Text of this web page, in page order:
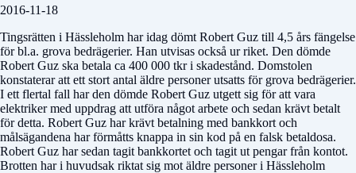
2016-11-18
Tingsrätten i Hässleholm har idag dömt Robert Guz till 4,5 års fängelse
för bl.a. grova bedrägerier. Han utvisas också ur riket. Den dömde
Robert Guz ska betala ca 400 000 tkr i skadestånd. Domstolen
konstaterar att ett stort antal äldre personer utsatts för grova bedrägerier.
I ett flertal fall har den dömde Robert Guz utgett sig för att vara
elektriker med uppdrag att utföra något arbete och sedan krävt betalt
för detta. Robert Guz har krävt betalning med bankkort och
målsägandena har förmåtts knappa in sin kod på en falsk betaldosa.
Robert Guz har sedan tagit bankkortet och tagit ut pengar från kontot.
Brotten har i huvudsak riktat sig mot äldre personer i Hässleholm